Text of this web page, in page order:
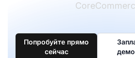
Попробуйте прямо
сейчас